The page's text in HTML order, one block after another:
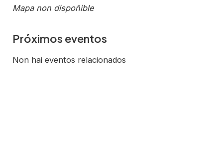
Mapa non dispoñible
Próximos eventos
Non hai eventos relacionados